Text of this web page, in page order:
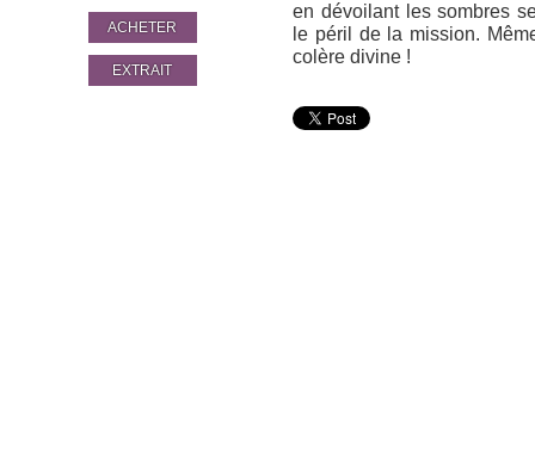
ACHETER
EXTRAIT
en dévoilant les sombres
le péril de la mission.
colère divine !